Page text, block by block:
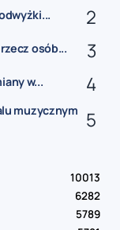
osób...
w...
muzycznym
10013
6282
5789